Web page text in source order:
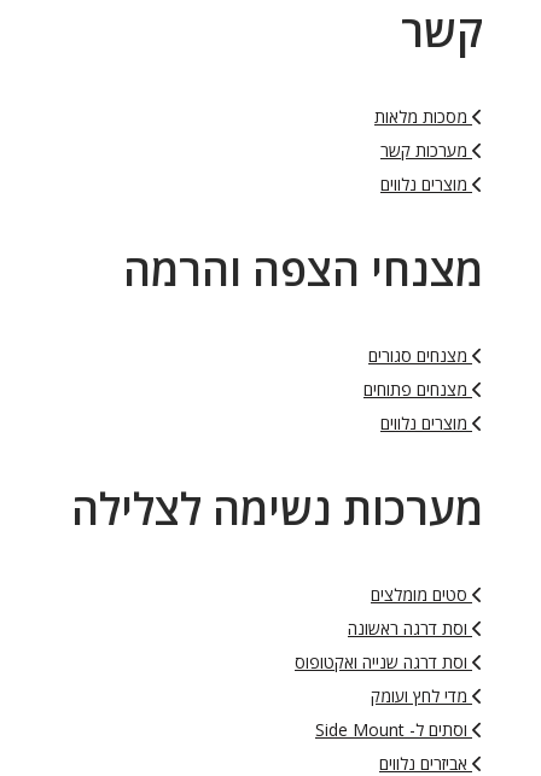
קשר
מסכות מלאות
מערכות קשר
מוצרים נלווים
מצנחי הצפה והרמה
מצנחים סגורים
מצנחים פתוחים
מוצרים נלווים
מערכות נשימה לצלילה
סטים מומלצים
וסת דרגה ראשונה
וסת דרגה שנייה ואקטופוס
מדי לחץ ועומק
וסתים ל- Side Mount
אביזרים נלווים